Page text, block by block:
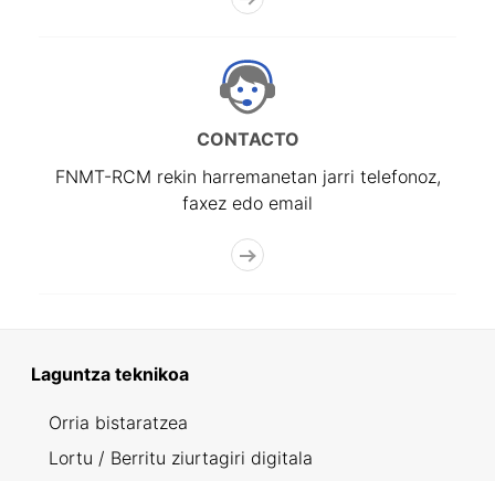
CONTACTO
FNMT-RCM rekin harremanetan jarri telefonoz,
faxez edo email
Laguntza teknikoa
Orria bistaratzea
Lortu / Berritu ziurtagiri digitala